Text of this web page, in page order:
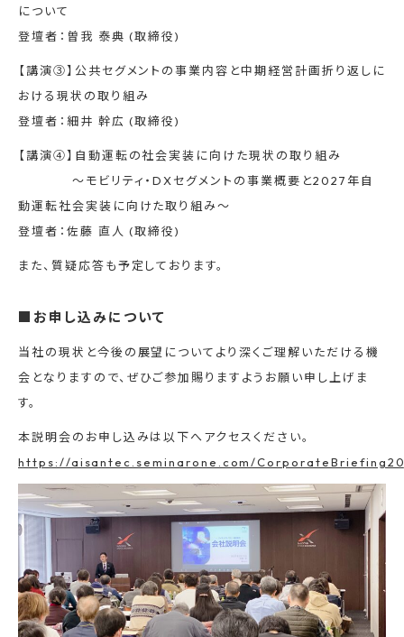
について
登壇者：曽我 泰典 (取締役)
【講演③】公共セグメントの事業内容と中期経営計画折り返しに
おける現状の取り組み
登壇者：細井 幹広 (取締役)
【講演④】自動運転の社会実装に向けた現状の取り組み
～モビリティ・DXセグメントの事業概要と2027年自
動運転社会実装に向けた取り組み～
登壇者：佐藤 直人 (取締役)
また、質疑応答も予定しております。
■お申し込みについて
当社の現状と今後の展望についてより深くご理解いただける機
会となりますので、ぜひご参加賜りますようお願い申し上げま
す。
本説明会のお申し込みは以下へアクセスください。
https://aisantec.seminarone.com/